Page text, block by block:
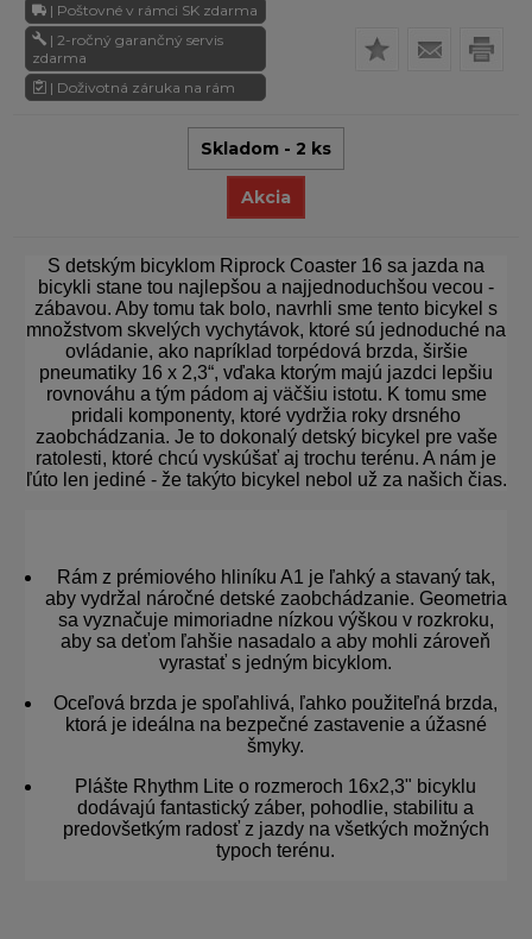
| Poštovné v rámci SK zdarma
| 2-ročný garančný servis
zdarma
| Doživotná záruka na rám
Skladom - 2 ks
Akcia
S detským bicyklom Riprock Coaster 16 sa jazda na
bicykli stane tou najlepšou a najjednoduchšou vecou -
zábavou. Aby tomu tak bolo, navrhli sme tento bicykel s
množstvom skvelých vychytávok, ktoré sú jednoduché na
ovládanie, ako napríklad torpédová brzda, širšie
pneumatiky 16 x 2,3“, vďaka ktorým majú jazdci lepšiu
rovnováhu a tým pádom aj väčšiu istotu. K tomu sme
pridali komponenty, ktoré vydržia roky drsného
zaobchádzania. Je to dokonalý detský bicykel pre vaše
ratolesti, ktoré chcú vyskúšať aj trochu terénu. A nám je
ľúto len jediné - že takýto bicykel nebol už za našich čias.
Rám z prémiového hliníku A1 je ľahký a stavaný tak,
aby vydržal náročné detské zaobchádzanie. Geometria
sa vyznačuje mimoriadne nízkou výškou v rozkroku,
aby sa deťom ľahšie nasadalo a aby mohli zároveň
vyrastať s jedným bicyklom.
Oceľová brzda je spoľahlivá, ľahko použiteľná brzda,
ktorá je ideálna na bezpečné zastavenie a úžasné
šmyky.
Plášte Rhythm Lite o rozmeroch 16x2,3" bicyklu
dodávajú fantastický záber, pohodlie, stabilitu a
predovšetkým radosť z jazdy na všetkých možných
typoch terénu.